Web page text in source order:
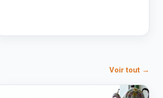
Voir tout →